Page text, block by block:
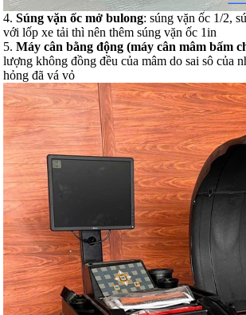
4.Súng vặn ốc mở bulong: súng vặn ốc 1/2,
với lốp xe tải thì nên thêm súng vặn ốc 1in
5.Máy cân bằng động (máy cân mâm bấm
lượng không đồng đều của mâm do sai sô của
hỏng đã vá vỏ